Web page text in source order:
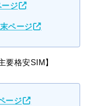
ジ
ページ
要格安SIM】
ージ